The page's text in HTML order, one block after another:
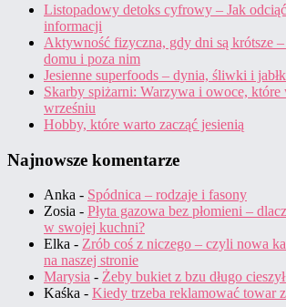
Listopadowy detoks cyfrowy – Jak
informacji
Aktywność fizyczna, gdy dni są krótsze
domu i poza nim
Jesienne superfoods – dynia, śliwki i
Skarby spiżarni: Warzywa i owoce, które
wrześniu
Hobby, które warto zacząć jesienią
Najnowsze komentarze
Anka - Spódnica – rodzaje i fasony
Zosia - Płyta gazowa bez płomieni –
w swojej kuchni?
Elka - Zrób coś z niczego – czyli nowa
na naszej stronie
Marysia - Żeby bukiet z bzu długo
Kaśka - Kiedy trzeba reklamować towar